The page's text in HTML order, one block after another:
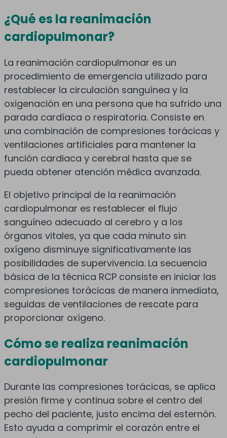
¿Qué es la reanimación
cardiopulmonar?
La reanimación cardiopulmonar es un
procedimiento de emergencia utilizado para
restablecer la circulación sanguínea y la
oxigenación en una persona que ha sufrido una
parada cardíaca o respiratoria. Consiste en
una combinación de compresiones torácicas y
ventilaciones artificiales para mantener la
función cardiaca y cerebral hasta que se
pueda obtener atención médica avanzada.
El objetivo principal de la reanimación
cardiopulmonar es restablecer el flujo
sanguíneo adecuado al cerebro y a los
órganos vitales, ya que cada minuto sin
oxígeno disminuye significativamente las
posibilidades de supervivencia. La secuencia
básica de la técnica RCP consiste en iniciar las
compresiones torácicas de manera inmediata,
seguidas de ventilaciones de rescate para
proporcionar oxígeno.
Cómo se realiza reanimación
cardiopulmonar
Durante las compresiones torácicas, se aplica
presión firme y continua sobre el centro del
pecho del paciente, justo encima del esternón.
Esto ayuda a comprimir el corazón entre el